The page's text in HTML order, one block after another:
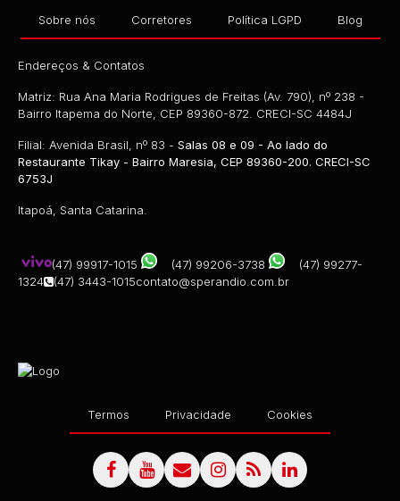
Sobre nós Corretores Política LGPD Blog
Endereços & Contatos
Matriz: Rua Ana Maria Rodrigues de Freitas (Av. 790), nº 238 -
Bairro Itapema do Norte, CEP 89360-872. CRECI-SC 4484J
Filial: Avenida Brasil, nº 83 - Salas 08 e 09 - Ao lado do
Restaurante Tikay - Bairro Maresia, CEP 89360-200. CRECI-SC
6753J
Itapoá, Santa Catarina.
(47) 99917-1015 (47) 99206-3738
(47) 99277-
1324
(47) 3443-1015contato@sperandio.com.br
Termos Privacidade Cookies